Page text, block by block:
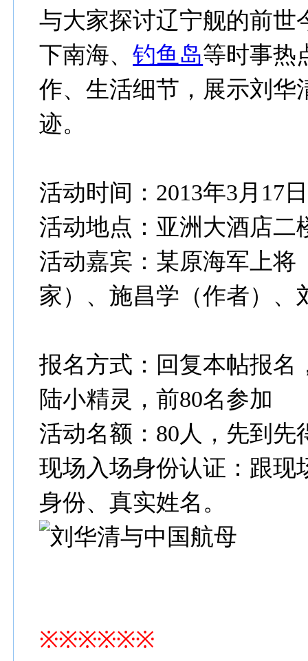
与大家探讨辽宁舰的前世
下南海、钓鱼岛等时事热
作、生活细节，展示刘华
迹。
活动时间：2013年3月17
活动地点：亚洲大酒店二
活动嘉宾：某原海军上将
家）、施昌学（作者）、
报名方式：回复本帖报名
陆小精灵，前80名参加
活动名额：80人，先到先
现场入场身份认证：跟现
身份、真实姓名。
※※※※※※